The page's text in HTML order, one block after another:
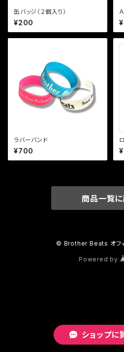
ショップに
缶バッジ（２個入り）
¥200
ラバーバンド
¥700
商品一覧に
© Brother Beats オフィ
Powered by